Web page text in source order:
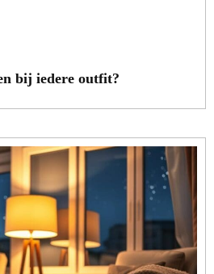
bij iedere outfit?